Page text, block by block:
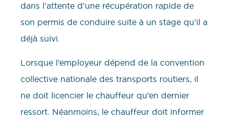
dans l’attente d’une récupération rapide de
son permis de conduire suite à un stage qu’il a
déjà suivi.
Lorsque l’employeur dépend de la convention
collective nationale des transports routiers, il
ne doit licencier le chauffeur qu’en dernier
ressort. Néanmoins, le chauffeur doit informer